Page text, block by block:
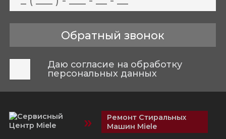
Даю согласие на обработку
персональных данных
»
Ремонт Стиральных
Машин Miele